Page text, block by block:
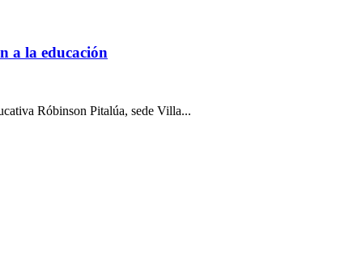
a la educación
Róbinson Pitalúa, sede Villa...